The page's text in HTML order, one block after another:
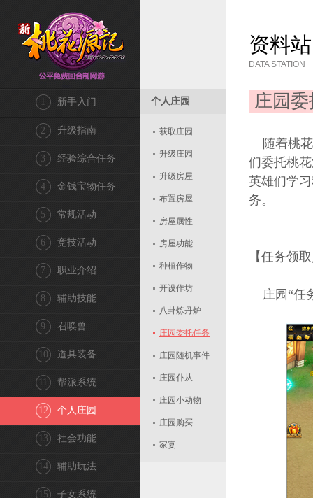
新手入门
1
升级指南
2
经验综合任务
3
金钱宝物任务
4
常规活动
5
竞技活动
6
职业介绍
7
辅助技能
8
召唤兽
9
道具装备
10
帮派系统
11
个人庄园
12
社会功能
13
辅助玩法
14
子女系统
15
个人庄园
获取庄园
升级庄园
升级房屋
布置房屋
房屋属性
房屋功能
种植作物
开设作坊
八卦炼丹炉
庄园委托任务
庄园随机事件
庄园仆从
庄园小动物
庄园购买
家宴
资料站
DATA STATION
庄园
随着桃花
们委托桃
英雄们学
务。
【任务领
庄园“任